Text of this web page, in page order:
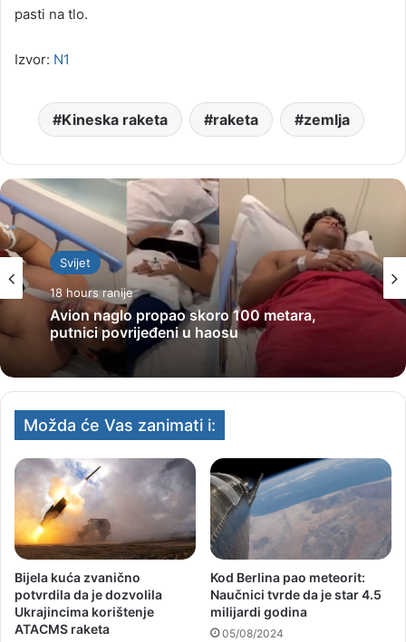
pasti na tlo.
Izvor: N1
Kineska raketa raketa zemlja
Svijet
18 hours ranije
Avion naglo propao skoro 100 metara,
putnici povrijeđeni u haosu
Možda će Vas zanimati i:
Bijela kuća zvanično
potvrdila da je dozvolila
Ukrajincima korištenje
ATACMS raketa
Kod Berlina pao meteorit:
Naučnici tvrde da je star 4.5
milijardi godina
05/08/2024